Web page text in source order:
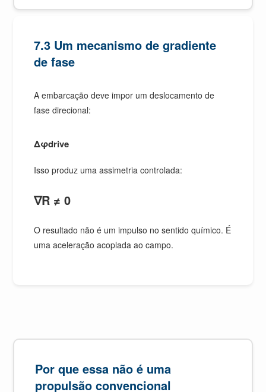
7.3 Um mecanismo de gradiente
de fase
A embarcação deve impor um deslocamento de
fase direcional:
Δφdrive
Isso produz uma assimetria controlada:
∇R ≠ 0
O resultado não é um impulso no sentido químico. É
uma aceleração acoplada ao campo.
Por que essa não é uma
propulsão convencional